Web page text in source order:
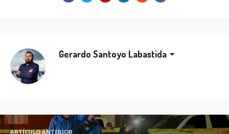
Gerardo Santoyo Labastida
ARTÍCULO ANTERIOR